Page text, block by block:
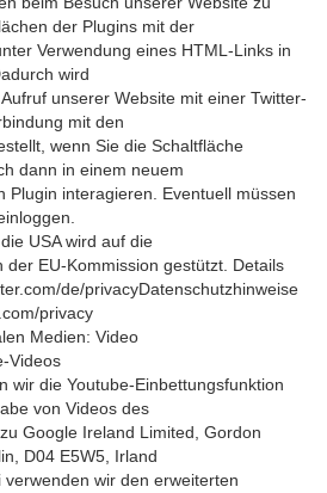
der Plugins mit der
Verwendung eines HTML-Links in
wird
unserer Website mit einer Twitter-
mit den
wenn Sie die Schaltfläche
dann in einem neuem
Plugin interagieren. Eventuell müssen
USA wird auf die
EU-Kommission gestützt. Details
de/privacyDatenschutzhinweise
privacy
Medien: Video
Videos
wir die Youtube-Einbettungsfunktion
von Videos des
Google Ireland Limited, Gordon
D04 E5W5, Irland
wir den erweiterten